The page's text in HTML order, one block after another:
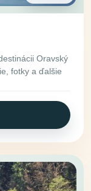
Oravský
fotky a ďalšie